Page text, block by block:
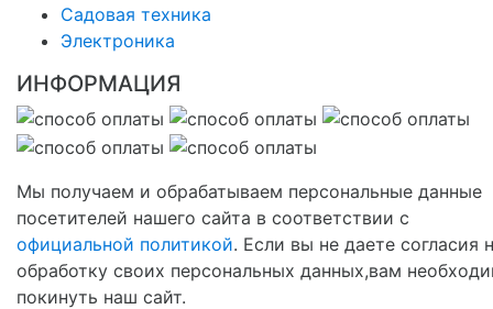
Садовая техника
Электроника
ИНФОРМАЦИЯ
Мы получаем и обрабатываем персональные данные
посетителей нашего сайта в соответствии с
официальной политикой. Если вы не даете согласия
обработку своих персональных данных,вам
покинуть наш сайт.